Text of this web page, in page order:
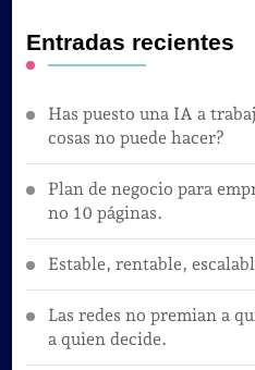
Entradas recientes
Has puesto una IA a
cosas no puede hacer?
Plan de negocio para
no 10 páginas.
Estable, rentable,
Las redes no premian a
a quien decide.